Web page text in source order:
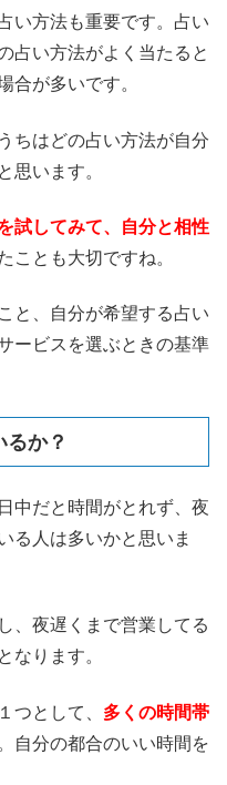
い方法も重要です。占い
占い方法がよく当たると
合が多いです。
ちはどの占い方法が自分
思います。
試してみて、自分と相性
ことも大切ですね。
と、自分が希望する占い
ービスを選ぶときの基準
か？
中だと時間がとれず、夜
る人は多いかと思いま
、夜遅くまで営業してる
なります。
つとして、 多くの時間帯
自分の都合のいい時間を